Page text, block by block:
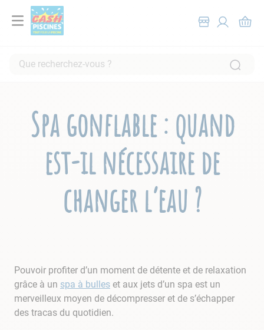
Que recherchez-vous ?
Spa gonflable : quand
est-il nécessaire de
changer l’eau ?
Pouvoir profiter d’un moment de détente et de relaxation
grâce à un spa à bulles et aux jets d’un spa est un
merveilleux moyen de décompresser et de s’échapper
des tracas du quotidien.
2.
piscine hors sol
aspirateur
chlore
tuyau
9
skimmer
10. chlore choc